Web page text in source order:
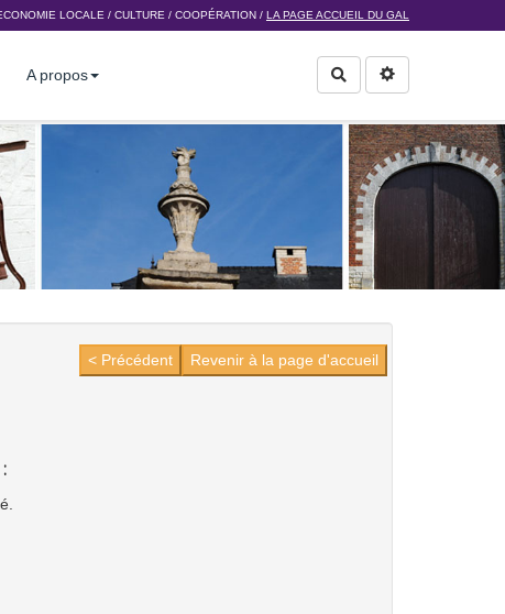
LOCALE / CULTURE / COOPÉRATION / LA PAGE ACCUEIL DU GAL
A propos Rechercher
Revenir à la page d'accueil
< Précédent